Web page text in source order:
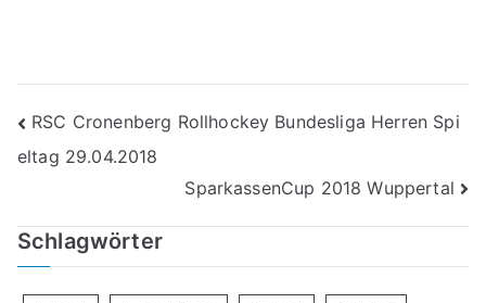
Beitragsnavigation
RSC Cronenberg Rollhockey Bundesliga Herren Spi
eltag 29.04.2018
SparkassenCup 2018 Wuppertal
Schlagwörter